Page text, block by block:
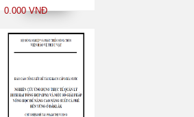
trường không
phục vụ điều tra
trường
0.000 VNĐ